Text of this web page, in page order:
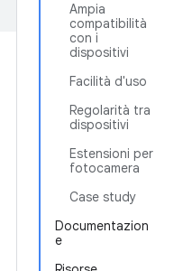
Ampia
compatibilità
con i
dispositivi
Facilità d'uso
Regolarità tra
dispositivi
Estensioni per
fotocamera
Case study
Documentazion
e